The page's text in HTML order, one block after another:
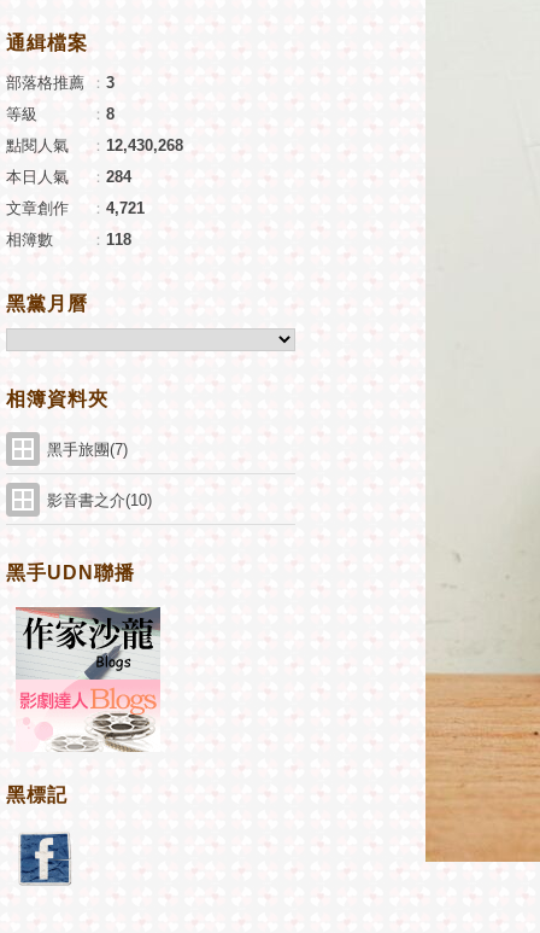
通緝檔案
部落格推薦 ： 3
等級
： 8
點閱人氣
： 12,430,268
本日人氣
： 284
文章創作
： 4,721
相簿數
： 118
黑黨月曆
相簿資料夾
黑手旅團(7)
影音書之介(10)
黑手UDN聯播
黑標記